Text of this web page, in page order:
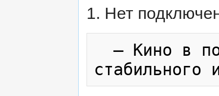
1. Нет